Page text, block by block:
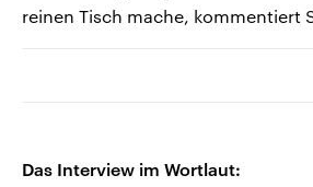
reinen Tisch mache, kommentiert
Das Interview im Wortlaut: